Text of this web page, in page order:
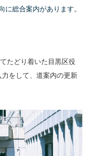
に総合案内があります。
たどり着いた目黒区役
をして、道案内の更新